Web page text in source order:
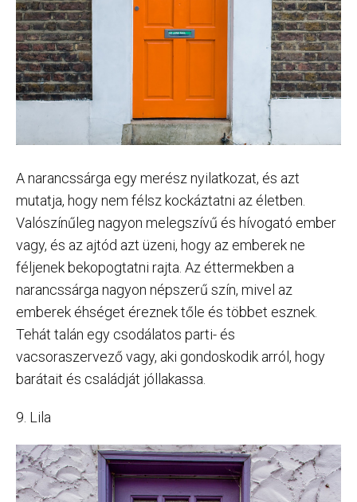
A narancssárga egy merész nyilatkozat, és azt
mutatja, hogy nem félsz kockáztatni az életben.
Valószínűleg nagyon melegszívű és hívogató ember
vagy, és az ajtód azt üzeni, hogy az emberek ne
féljenek bekopogtatni rajta. Az éttermekben a
narancssárga nagyon népszerű szín, mivel az
emberek éhséget éreznek tőle és többet esznek.
Tehát talán egy csodálatos parti- és
vacsoraszervező vagy, aki gondoskodik arról, hogy
barátait és családját jóllakassa.
9. Lila